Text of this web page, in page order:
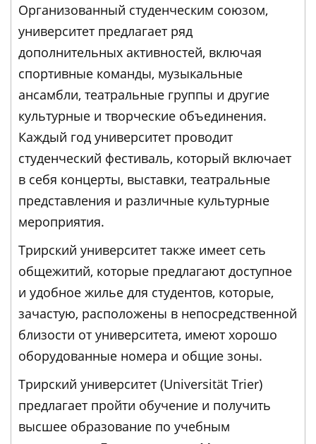
Организованный студенческим союзом,
университет предлагает ряд
дополнительных активностей, включая
спортивные команды, музыкальные
ансамбли, театральные группы и другие
культурные и творческие объединения.
Каждый год университет проводит
студенческий фестиваль, который включает
в себя концерты, выставки, театральные
представления и различные культурные
мероприятия.
Трирский университет также имеет сеть
общежитий, которые предлагают доступное
и удобное жилье для студентов, которые,
зачастую, расположены в непосредственной
близости от университета, имеют хорошо
оборудованные номера и общие зоны.
Трирский университет (Universität Trier)
предлагает пройти обучение и получить
высшее образование по учебным